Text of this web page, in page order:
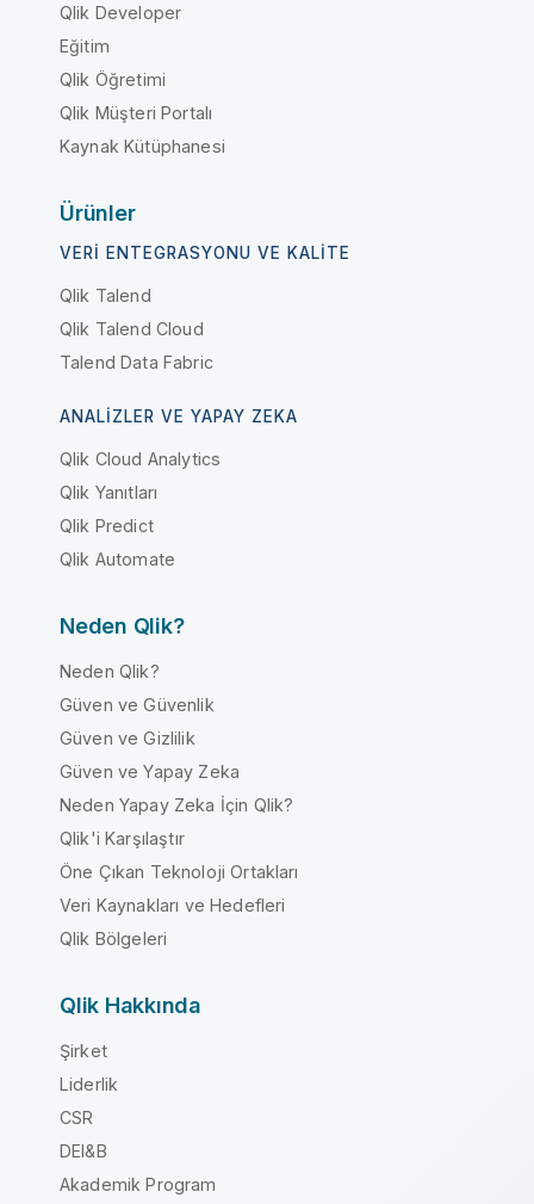
Qlik Developer
Eğitim
Qlik Öğretimi
Qlik Müşteri Portalı
Kaynak Kütüphanesi
Ürünler
VERI ENTEGRASYONU VE KALITE
Qlik Talend
Qlik Talend Cloud
Talend Data Fabric
ANALIZLER VE YAPAY ZEKA
Qlik Cloud Analytics
Qlik Yanıtları
Qlik Predict
Qlik Automate
Neden Qlik?
Neden Qlik?
Güven ve Güvenlik
Güven ve Gizlilik
Güven ve Yapay Zeka
Neden Yapay Zeka İçin Qlik?
Qlik'i Karşılaştır
Öne Çıkan Teknoloji Ortakları
Veri Kaynakları ve Hedefleri
Qlik Bölgeleri
Qlik Hakkında
Şirket
Liderlik
CSR
DEI&B
Akademik Program